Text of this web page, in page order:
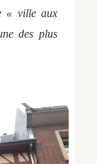
« ville aux
des plus